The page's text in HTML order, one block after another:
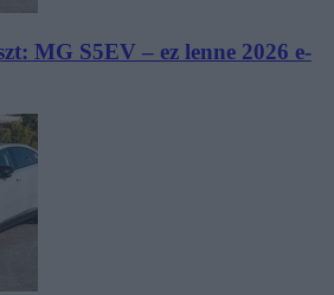
MG S5EV – ez lenne 2026 e-